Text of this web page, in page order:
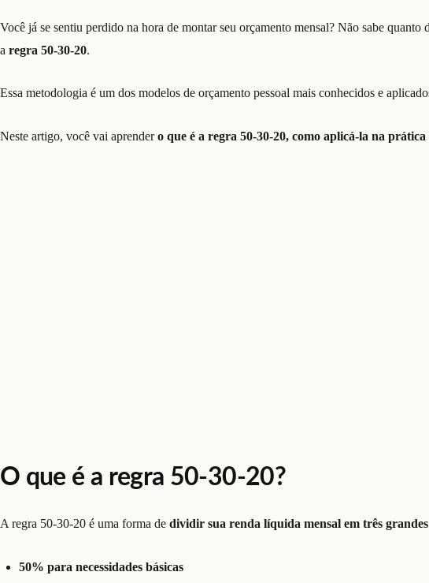
Você já se sentiu perdido na hora de montar seu orçamento mensal? Não sabe
a regra 50-30-20.
Essa metodologia é um dos modelos de orçamento pessoal mais conhecidos e
Neste artigo, você vai aprendero que é a regra 50-30-20, como aplicá-la na prática
O que é a regra 50-30-20?
A regra 50-30-20 é uma forma de dividir sua renda líquida mensal em três
50% para necessidades básicas